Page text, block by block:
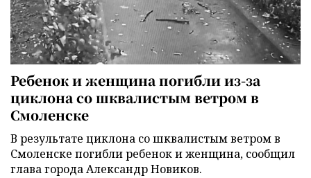
Ребенок и женщина погибли из-за
циклона со шквалистым ветром в
Смоленске
В результате циклона со шквалистым ветром в
Смоленске погибли ребенок и женщина, сообщил
глава города Александр Новиков.